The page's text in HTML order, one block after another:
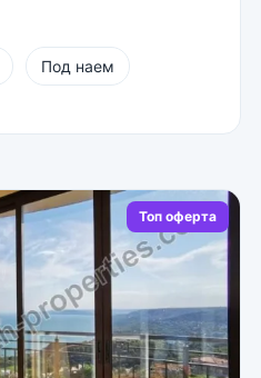
Под наем
Топ оферта